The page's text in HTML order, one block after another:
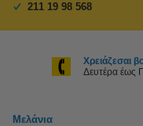
211 19 98 568
Χρειάζεσαι
Δευτέρα έως
Μελάνια